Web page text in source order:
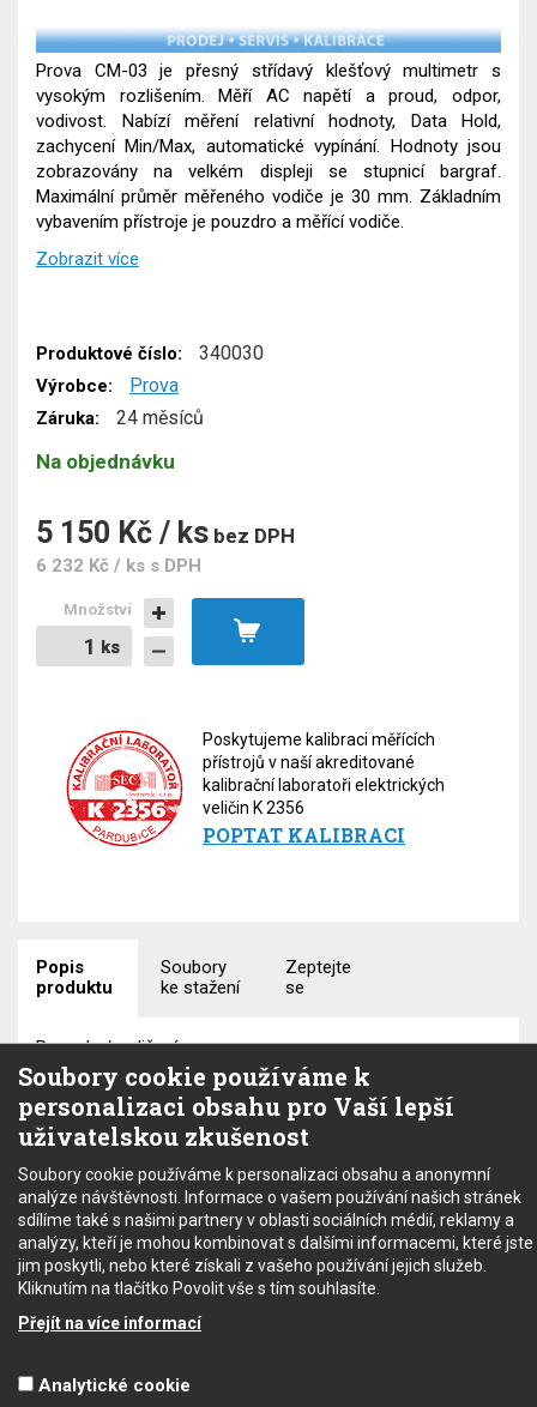
Prova CM-03 je přesný střídavý klešťový multimetr s
vysokým rozlišením. Měří AC napětí a proud, odpor,
vodivost. Nabízí měření relativní hodnoty, Data Hold,
zachycení Min/Max, automatické vypínání. Hodnoty jsou
zobrazovány na velkém displeji se stupnicí bargraf.
Maximální průměr měřeného vodiče je 30 mm. Základním
vybavením přístroje je pouzdro a měřící vodiče.
Zobrazit více
Produktové číslo: 340030
Výrobce: Prova
Záruka: 24 měsíců
Na objednávku
5 150 Kč / ks bez DPH
6 232 Kč / ks s DPH
ks
Množství
ks
Poskytujeme kalibraci měřících
přístrojů v naší akreditované
kalibrační laboratoři elektrických
veličin K 2356
POPTAT KALIBRACI
Popis
produktu
Soubory
ke stažení
Zeptejte
se
Rozsahy/rozlišení:
UAC: 400 V/0,1 V
IAC: 40 mA/10 uA; 400 mA/100 uA; 4 A/1 mA; 40 A/10 mA;
50 A/100 mA; 60 A/100 mA
R: 400 Ω/0,1 Ω
Další funkce a parametry:
napájení: 2x baterie 1,5 V
rozměry: 210 x 60 x 36 mm
hmotnost: 200 g
CM-03 PROVA
(119.31 KB)
Máte dotaz nebo se chcete
informovat?
Neváhejte se na nás obrátit!
Soubory cookie používáme k
personalizaci obsahu pro Vaší lepší
uživatelskou zkušenost
Soubory cookie používáme k personalizaci obsahu a anonymní
analýze návštěvnosti. Informace o vašem používání našich stránek
sdílíme také s našimi partnery v oblasti sociálních médií, reklamy a
analýzy, kteří je mohou kombinovat s dalšími informacemi, které jste
jim poskytli, nebo které získali z vašeho používání jejich služeb.
Kliknutím na tlačítko Povolit vše s tím souhlasíte.
Přejít na více informací
Analytické cookie